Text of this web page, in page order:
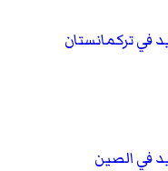
في تركمانستان
في الصين